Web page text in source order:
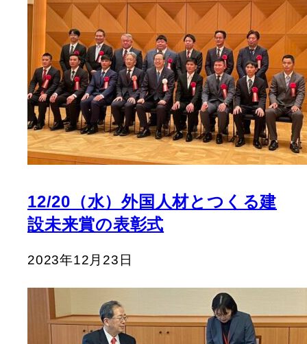
12/20（水）外国人材とつくる建
設未来賞の表彰式
2023年12月23日